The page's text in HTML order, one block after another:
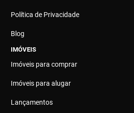
Política de Privacidade
Blog
IMÓVEIS
Imóveis para comprar
Imóveis para alugar
Lançamentos